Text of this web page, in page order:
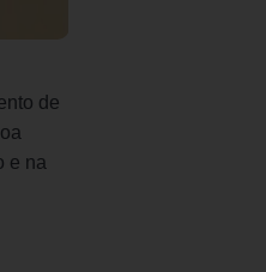
de
e na